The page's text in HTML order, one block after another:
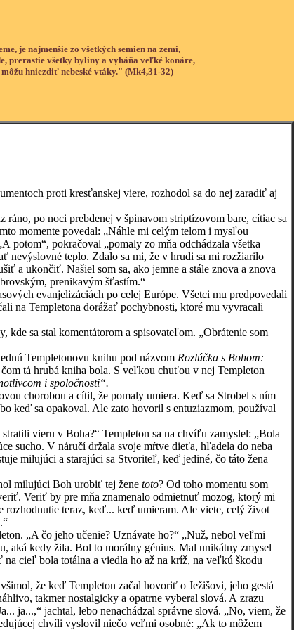
je najmenšie zo všetkých semien na zemi,
prerastie všetky byliny a vyháňa veľké konáre,
hniezdiť nebeské vtáky." (Mk4,31-32)
proti kresťanskej viere, rozhodol sa do nej zaradiť aj
po noci prebdenej v špinavom striptízovom bare, cítiac sa
momente povedal: „Náhle mi celým telom i mysľou
potom“, pokračoval „pomaly zo mňa odchádzala všetka
nevýslovné teplo. Zdalo sa mi, že v hrudi sa mi rozžiarilo
a ukončiť. Našiel som sa, ako jemne a stále znova a znova
prenikavým šťastím.“
evanjelizáciách po celej Európe. Všetci mu predpovedali
na Templetona dorážať pochybnosti, ktoré mu vyvracali
sa stal komentátorom a spisovateľom. „Obrátenie som
Templetonovu knihu pod názvom Rozlúčka s Bohom:
tá hrubá kniha bola. S veľkou chuťou v nej Templeton
i spoločnosti“.
chorobou a cítil, že pomaly umiera. Keď sa Strobel s ním
keď sa opakoval. Ale zato hovoril s entuziazmom, používal
vieru v Boha?“ Templeton sa na chvíľu zamyslel: „Bola
sucho. V náručí držala svoje mŕtve dieťa, hľadela do neba
milujúci a starajúci sa Stvoriteľ, keď jediné, čo táto žena
milujúci Boh urobiť tej žene toto? Od toho momentu som
Veriť by pre mňa znamenalo odmietnuť mozog, ktorý mi
rozhodnutie teraz, keď... keď umieram. Ale viete, celý život
„A čo jeho učenie? Uznávate ho?“ „Nuž, nebol veľmi
aká kedy žila. Bol to morálny génius. Mal unikátny zmysel
cieľ bola totálna a viedla ho až na kríž, na veľkú škodu
že keď Templeton začal hovoriť o Ježišovi, jeho gestá
takmer nostalgicky a opatrne vyberal slová. A zrazu
ja...,“ jachtal, lebo nenachádzal správne slová. „No, viem, že
chvíli vyslovil niečo veľmi osobné: „Ak to môžem